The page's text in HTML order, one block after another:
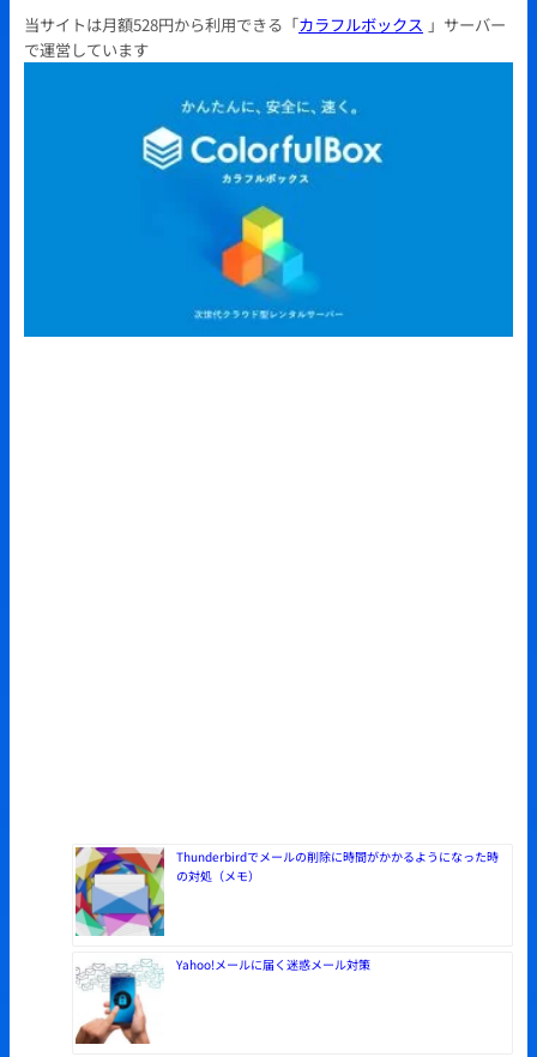
当サイトは月額528円から利用できる「カラフルボックス 」サーバー
で運営しています
Thunderbirdでメールの削除に時間がかかるようになった時
の対処（メモ）
Yahoo!メールに届く迷惑メール対策